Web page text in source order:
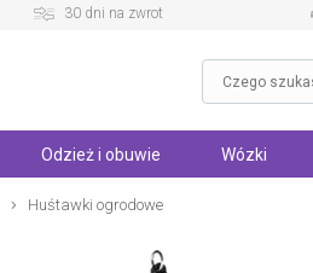
30 dni na zwrot
Odzież i obuwie Wózki
Huśtawki ogrodowe